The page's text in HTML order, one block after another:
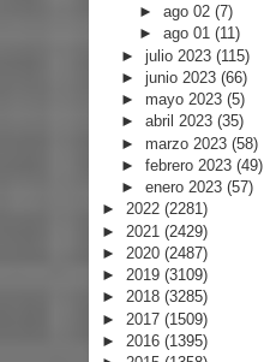
►ago 02(7)
►ago 01(11)
► julio 2023 (115)
► junio 2023 (66)
► mayo 2023 (5)
► abril 2023 (35)
► marzo 2023 (58)
► febrero 2023 (49)
► enero 2023 (57)
► 2022 (2281)
► 2021 (2429)
► 2020 (2487)
► 2019 (3109)
► 2018 (3285)
► 2017 (1509)
► 2016 (1395)